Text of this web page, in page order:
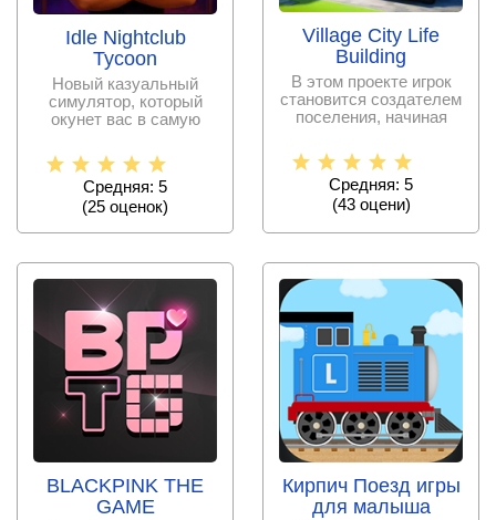
Idle Nightclub
Tycoon
Новый казуальный
симулятор, который
окунет вас в самую
города.
Средняя: 5
(25 оценок)
Village City Life
Building
В этом проекте игрок
становится создателем
поселения, начиная
Средняя: 5
(43оцени)
BLACKPINK THE
GAME
Кирпич Поезд игры
для малыша